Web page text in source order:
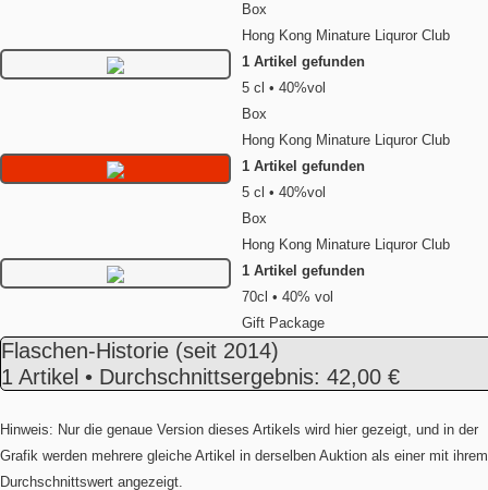
Box
Hong Kong Minature Liquror Club
1 Artikel gefunden
5 cl • 40%vol
Box
Hong Kong Minature Liquror Club
1 Artikel gefunden
5 cl • 40%vol
Box
Hong Kong Minature Liquror Club
1 Artikel gefunden
70cl • 40% vol
Gift Package
Flaschen-Historie (seit 2014)
1 Artikel • Durchschnittsergebnis: 42,00 €
Hinweis: Nur die genaue Version dieses Artikels wird hier gezeigt, und in der
Grafik werden mehrere gleiche Artikel in derselben Auktion als einer mit ihrem
Durchschnittswert angezeigt.